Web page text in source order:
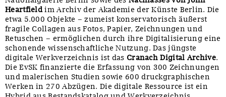
Heartfieldim Archiv der Akademie der Künste Berlin. Die
etwa 5.000 Objekte – zumeist konservatorisch äußerst
fragile Collagen aus Fotos, Papier, Zeichnungen und
Retuschen – ermöglichen durch ihre Digitalisierung eine
schonende wissenschaftliche Nutzung. Das jüngste
digitale Werkverzeichnis ist das Cranach Digital Archive.
Die EvSK finanzierte die Erfassung von 300 Zeichnungen
und malerischen Studien sowie 600 druckgraphischen
Werken in 270 Abzügen. Die digitale Ressource ist ein